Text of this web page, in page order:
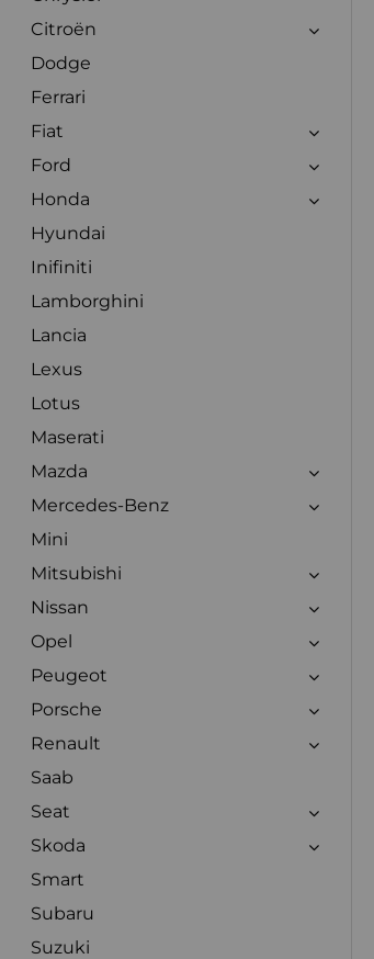
Citroën
Dodge
Ferrari
Fiat
Ford
Honda
Hyundai
Inifiniti
Lamborghini
Lancia
Lexus
Lotus
Maserati
Mazda
Mercedes-Benz
Mini
Mitsubishi
Nissan
Opel
Peugeot
Porsche
Renault
Saab
Seat
Skoda
Smart
Subaru
Suzuki